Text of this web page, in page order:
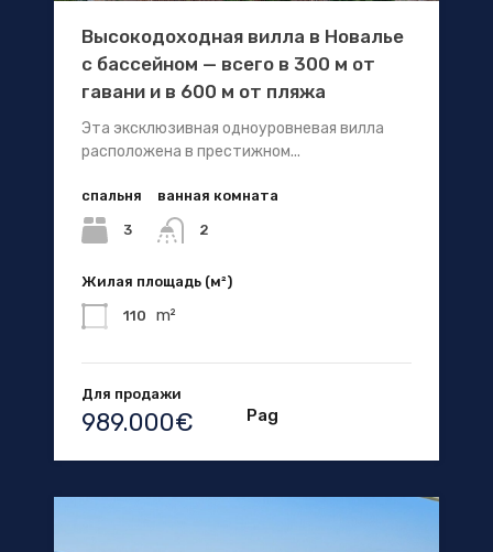
Высокодоходная вилла в Новалье
с бассейном — всего в 300 м от
гавани и в 600 м от пляжа
Эта эксклюзивная одноуровневая вилла
расположена в престижном...
спальня
3
ванная комната
2
Жилая площадь (м²)
110 m²
Для продажи
989.000€ Pag